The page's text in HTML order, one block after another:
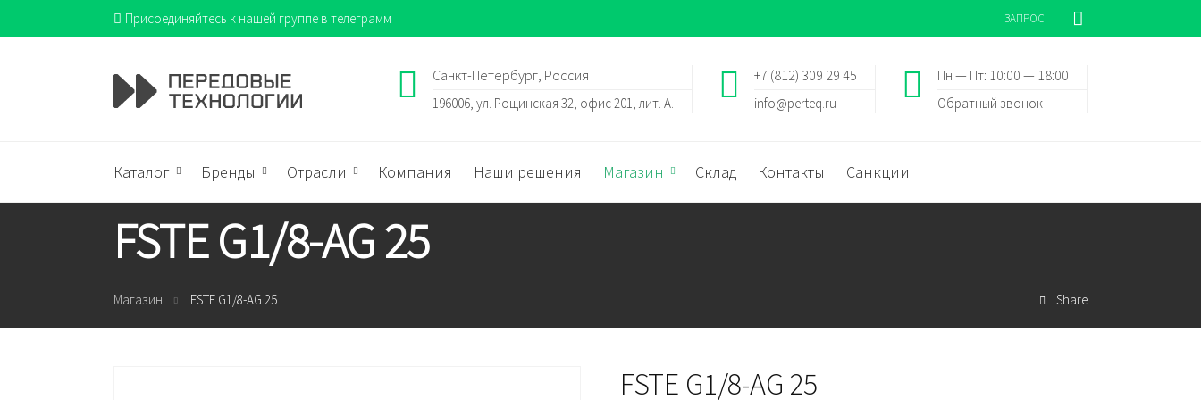
Присоединяйтесь к нашей группе в телеграмм ЗАПРОС
Пн — Пт: 10:00 — 18:00
Обратный звонок
+7 (812) 309 29 45
info@perteq.ru
Санкт-Петербург, Россия
196006, ул. Рощинская 32, офис 201, лит. А.
Каталог Бренды Отрасли Компания Наши решения Магазин Склад Контакты Санкции
FSTE G1/8-AG 25
Магазин FSTE G1/8-AG 25 Share
FSTE G1/8-AG 25